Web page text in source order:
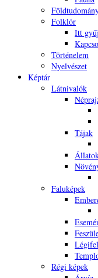
Folklór
Itt
Történelem
Nyelvészet
Képtár
Látnivalók
Tájak
Faluképek
Régi képek